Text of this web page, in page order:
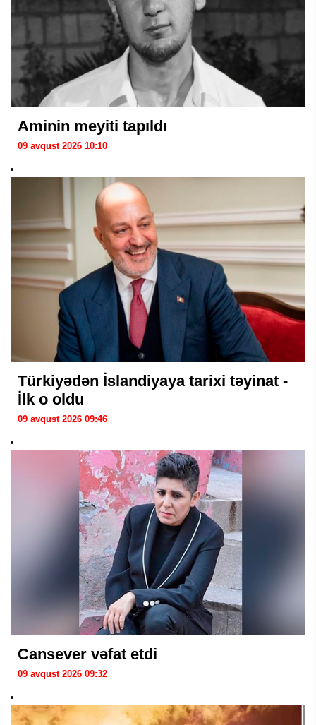
Aminin meyiti tapıldı
09 avqust 2026 10:10
Türkiyədən İslandiyaya tarixi təyinat -
İlk o oldu
09 avqust 2026 09:46
Cansever vəfat etdi
09 avqust 2026 09:32